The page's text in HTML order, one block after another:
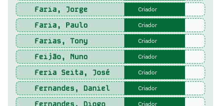
Faria, Jorge Criador
Faria, Paulo Criador
Farias, Tony Criador
Feijão, Nuno Criador
Feria Seita, José Criador
Fernandes, Daniel Criador
Fernandes, Diogo Criador